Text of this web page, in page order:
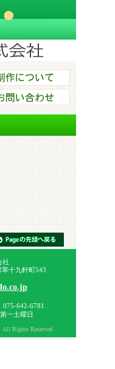
内
合わせ
社
十九軒町543
642-6781
一土曜日
Rights Reserved.